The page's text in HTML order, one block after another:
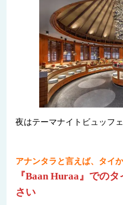
夜はテーマナイトビュッフ
アナンタラと言えば、タイ
『Baan Huraa』での
さい